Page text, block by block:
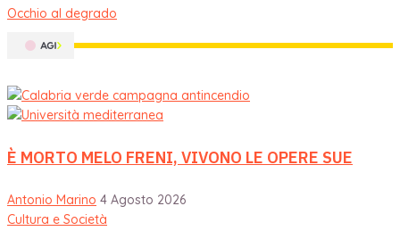
Occhio al degrado
È MORTO MELO FRENI, VIVONO LE OPERE SUE
Antonio Marino 4 Agosto 2026
Cultura e Società